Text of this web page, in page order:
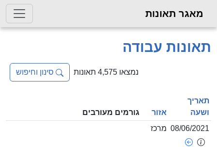
תאונות
עבודה
סינון וחיפוש
גורמים מעורבים
08/06/ מרכז